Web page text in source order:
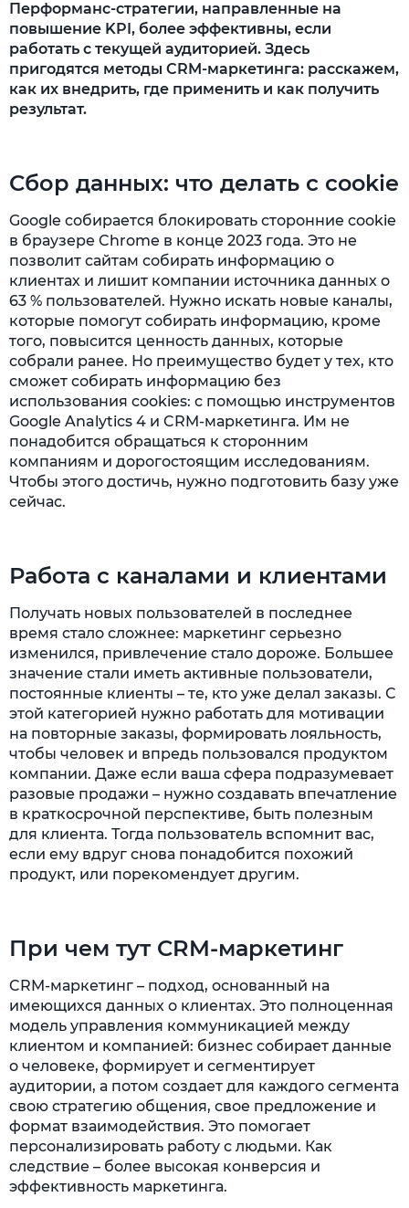
Перформанс-стратегии, направленные на
повышение KPI, более эффективны, если
работать с текущей аудиторией. Здесь
пригодятся методы CRM-маркетинга: расскажем,
как их внедрить, где применить и как получить
результат.
Сбор данных: что делать с cookie
Google собирается блокировать сторонние cookie
в браузере Chrome в конце 2023 года. Это не
позволит сайтам собирать информацию о
клиентах и лишит компании источника данных о
63 % пользователей. Нужно искать новые каналы,
которые помогут собирать информацию, кроме
того, повысится ценность данных, которые
собрали ранее. Но преимущество будет у тех, кто
сможет собирать информацию без
использования cookies: с помощью инструментов
Google Analytics 4 и CRM-маркетинга. Им не
понадобится обращаться к сторонним
компаниям и дорогостоящим исследованиям.
Чтобы этого достичь, нужно подготовить базу уже
сейчас.
Работа с каналами и клиентами
Получать новых пользователей в последнее
время стало сложнее: маркетинг серьезно
изменился, привлечение стало дороже. Большее
значение стали иметь активные пользователи,
постоянные клиенты – те, кто уже делал заказы. С
этой категорией нужно работать для мотивации
на повторные заказы, формировать лояльность,
чтобы человек и впредь пользовался продуктом
компании. Даже если ваша сфера подразумевает
разовые продажи – нужно создавать впечатление
в краткосрочной перспективе, быть полезным
для клиента. Тогда пользователь вспомнит вас,
если ему вдруг снова понадобится похожий
продукт, или порекомендует другим.
При чем тут CRM-маркетинг
CRM-маркетинг – подход, основанный на
имеющихся данных о клиентах. Это полноценная
модель управления коммуникацией между
клиентом и компанией: бизнес собирает данные
о человеке, формирует и сегментирует
аудитории, а потом создает для каждого сегмента
свою стратегию общения, свое предложение и
формат взаимодействия. Это помогает
персонализировать работу с людьми. Как
следствие – более высокая конверсия и
эффективность маркетинга.
Как хранить данные: CRM и CDP
CRM
CDP
Дорожная карта CRM-маркетинга
маркетингом поэтапно выглядит так: